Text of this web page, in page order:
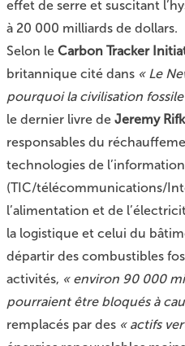
effet de serre et suscitant
à 20 000 milliards de dollars.
Selon le Carbon Tracker
britannique cité dans « Le
pourquoi la civilisation fossile
le dernier livre de Jeremy
responsables du
technologies de l’information
(TIC/télécommunications/
l’alimentation et de
la logistique et celui du
départir des combustibles
activités, « environ 90 000
pourraient être bloqués à
remplacés par des « actifs